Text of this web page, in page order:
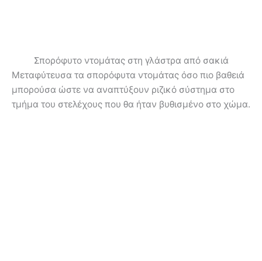
Σπορόφυτο ντομάτας στη γλάστρα από σακιά
Μεταφύτευσα τα σπορόφυτα ντομάτας όσο πιο βαθειά
μπορούσα ώστε να αναπτύξουν ριζικό σύστημα στο
τμήμα του στελέχους που θα ήταν βυθισμένο στο χώμα.